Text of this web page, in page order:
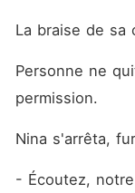
La braise de sa
Personne ne
permission.
Nina s'arrêta,
- Écoutez,